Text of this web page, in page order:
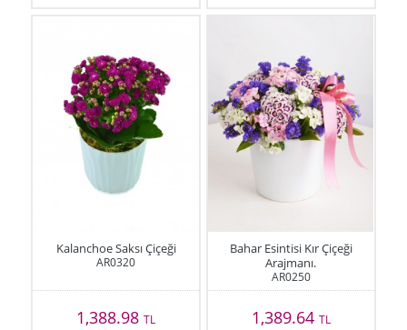
Kalanchoe Saksı Çiçeği
AR0320
1,388.98TL
Bahar Esintisi Kır Çiçeği
Arajmanı.
AR0250
1,389.64 TL